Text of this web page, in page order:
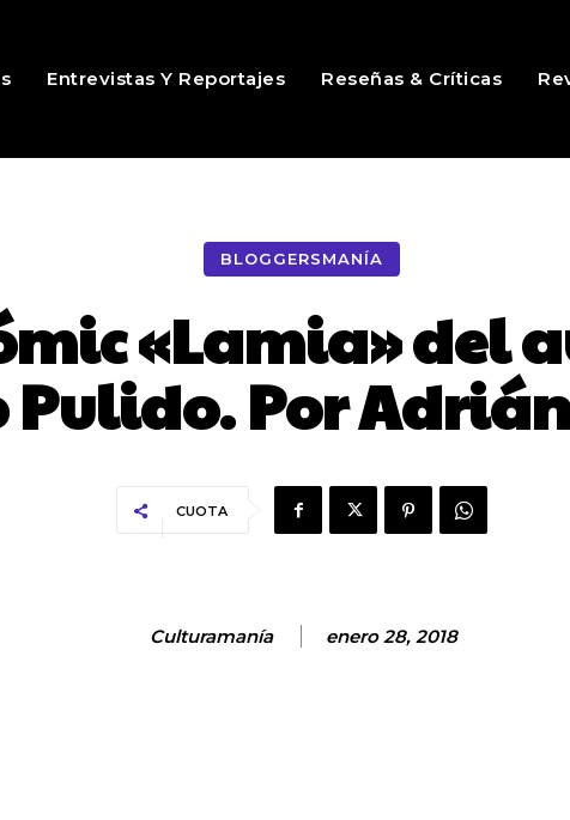
Entrevistas Y Reportajes Reseñas & Críticas
BLOGGERSMANÍA
«Lamia» del
Pulido. Por
CUOTA
Culturamanía enero 28, 2018